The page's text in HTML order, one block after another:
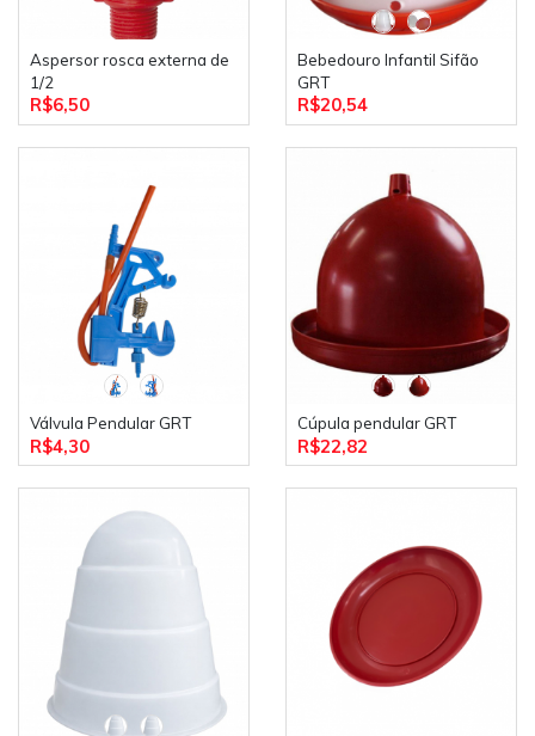
Aspersor rosca externa de
1/2
R$6,50
Bebedouro Infantil Sifão
GRT
R$20,54
Válvula Pendular GRT
R$4,30
Cúpula pendular GRT
R$22,82